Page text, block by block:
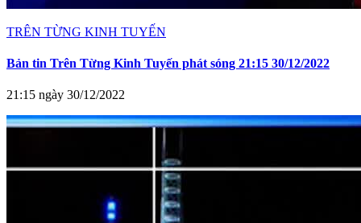
TRÊN TỪNG KINH TUYẾN
Bản tin Trên Từng Kinh Tuyến phát sóng 21:15 30/12/2022
21:15 ngày 30/12/2022